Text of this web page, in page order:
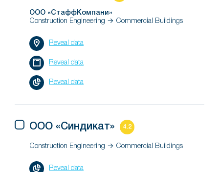
ООО «СтаффКомпани»
Construction Engineering → Commercial Buildings
Reveal data
Reveal data
Reveal data
ООО «Синдикат» 4.2
Construction Engineering → Commercial Buildings
Reveal data